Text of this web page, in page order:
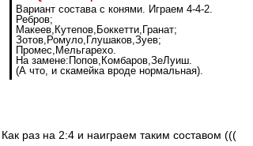
Вариант состава с конями. Играем 4-4-2.
Ребров;
Макеев,Кутепов,Боккетти,Гранат;
Зотов,Ромуло,Глушаков,Зуев;
Промес,Мельгарехо.
На замене:Попов,Комбаров,ЗеЛуиш.
(А что, и скамейка вроде нормальная).
Как раз на 2:4 и наиграем таким составом (((